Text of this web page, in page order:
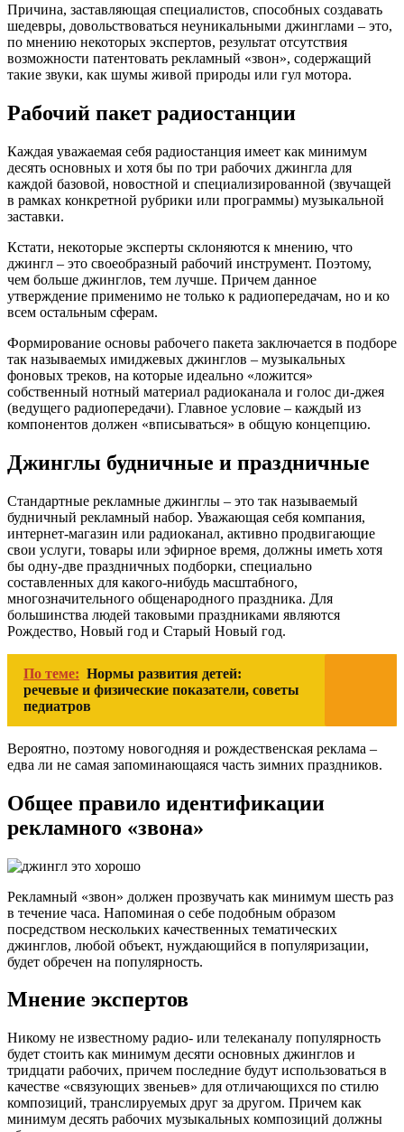
Причина, заставляющая специалистов, способных создавать
шедевры, довольствоваться неуникальными джинглами – это,
по мнению некоторых экспертов, результат отсутствия
возможности патентовать рекламный «звон», содержащий
такие звуки, как шумы живой природы или гул мотора.
Рабочий пакет радиостанции
Каждая уважаемая себя радиостанция имеет как минимум
десять основных и хотя бы по три рабочих джингла для
каждой базовой, новостной и специализированной (звучащей
в рамках конкретной рубрики или программы) музыкальной
заставки.
Кстати, некоторые эксперты склоняются к мнению, что
джингл – это своеобразный рабочий инструмент. Поэтому,
чем больше джинглов, тем лучше. Причем данное
утверждение применимо не только к радиопередачам, но и ко
всем остальным сферам.
Формирование основы рабочего пакета заключается в подборе
так называемых имиджевых джинглов – музыкальных
фоновых треков, на которые идеально «ложится»
собственный нотный материал радиоканала и голос ди-джея
(ведущего радиопередачи). Главное условие – каждый из
компонентов должен «вписываться» в общую концепцию.
Джинглы будничные и праздничные
Стандартные рекламные джинглы – это так называемый
будничный рекламный набор. Уважающая себя компания,
интернет-магазин или радиоканал, активно продвигающие
свои услуги, товары или эфирное время, должны иметь хотя
бы одну-две праздничных подборки, специально
составленных для какого-нибудь масштабного,
многозначительного общенародного праздника. Для
большинства людей таковыми праздниками являются
Рождество, Новый год и Старый Новый год.
По теме: Нормы развития детей:
речевые и физические показатели, советы
педиатров
Вероятно, поэтому новогодняя и рождественская реклама –
едва ли не самая запоминающаяся часть зимних праздников.
Общее правило идентификации
рекламного «звона»
Рекламный «звон» должен прозвучать как минимум шесть раз
в течение часа. Напоминая о себе подобным образом
посредством нескольких качественных тематических
джинглов, любой объект, нуждающийся в популяризации,
будет обречен на популярность.
Мнение экспертов
Никому не известному радио- или телеканалу популярность
будет стоить как минимум десяти основных джинглов и
тридцати рабочих, причем последние будут использоваться в
качестве «связующих звеньев» для отличающихся по стилю
композиций, транслируемых друг за другом. Причем как
минимум десять рабочих музыкальных композиций должны